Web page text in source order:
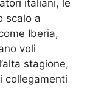
italiani, le
scalo a
Iberia,
voli
stagione,
collegamenti